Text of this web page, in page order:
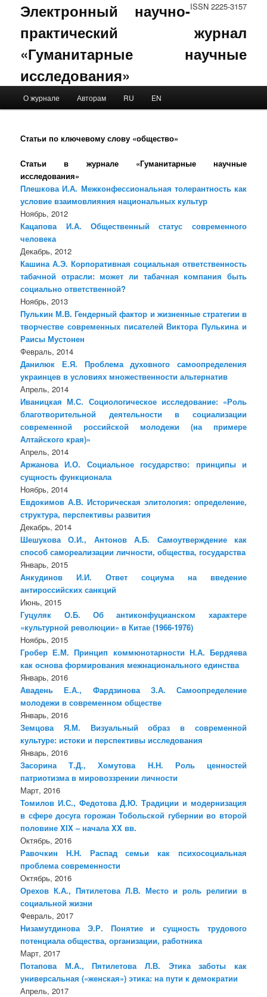
ISSN 2225-3157
Электронный научно-
практический журнал
«Гуманитарные научные
исследования»
Skip to primary content
Skip to secondary content
О журнале Авторам RU EN
Статьи по ключевому слову «общество»
Статьи в журнале «Гуманитарные научные
исследования»
Плешкова И.А. Межконфессиональная толерантность как
условие взаимовлияния национальных культур
Ноябрь, 2012
Кацапова И.А. Общественный статус современного
человека
Декабрь, 2012
Кашина А.Э. Корпоративная социальная ответственность
табачной отрасли: может ли табачная компания быть
социально ответственной?
Ноябрь, 2013
Пулькин М.В. Гендерный фактор и жизненные стратегии в
творчестве современных писателей Виктора Пулькина и
Раисы Мустонен
Февраль, 2014
Данилюк Е.Я. Проблема духовного самоопределения
украинцев в условиях множественности альтернатив
Апрель, 2014
Иваницкая М.С. Социологическое исследование: «Роль
благотворительной деятельности в социализации
современной российской молодежи (на примере
Алтайского края)»
Апрель, 2014
Аржанова И.О. Социальное государство: принципы и
сущность функционала
Ноябрь, 2014
Евдокимов А.В. Историческая элитология: определение,
структура, перспективы развития
Декабрь, 2014
Шешукова О.И., Антонов А.Б. Самоутверждение как
способ самореализации личности, общества, государства
Январь, 2015
Анкудинов И.И. Ответ социума на введение
антироссийских санкций
Июнь, 2015
Гуцуляк О.Б. Об антиконфуцианском характере
«культурной революции» в Китае (1966-1976)
Ноябрь, 2015
Гробер Е.М. Принцип коммюнотарности Н.А. Бердяева
как основа формирования межнационального единства
Январь, 2016
Авадень Е.А., Фардзинова З.А. Самоопределение
молодежи в современном обществе
Январь, 2016
Земцова Я.М. Визуальный образ в современной
культуре: истоки и перспективы исследования
Январь, 2016
Засорина Т.Д., Хомутова Н.Н. Роль ценностей
патриотизма в мировоззрении личности
Март, 2016
Томилов И.С., Федотова Д.Ю. Традиции и модернизация
в сфере досуга горожан Тобольской губернии во второй
половине XIX – начала XX вв.
Октябрь, 2016
Равочкин Н.Н. Распад семьи как психосоциальная
проблема современности
Октябрь, 2016
Орехов К.А., Пятилетова Л.В. Место и роль религии в
социальной жизни
Февраль, 2017
Низамутдинова Э.Р. Понятие и сущность трудового
потенциала общества, организации, работника
Март, 2017
Потапова М.А., Пятилетова Л.В. Этика заботы как
универсальная («женская») этика: на пути к демократии
Апрель, 2017